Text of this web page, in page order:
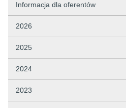
Informacja dla oferentów
2026
2025
2024
2023